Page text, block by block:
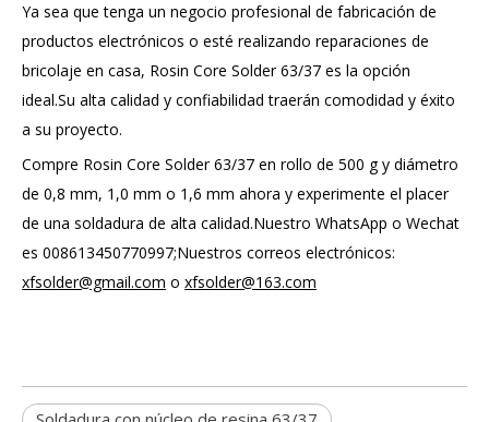
Ya sea que tenga un negocio profesional de fabricación de
productos electrónicos o esté realizando reparaciones de
bricolaje en casa, Rosin Core Solder 63/37 es la opción
ideal.Su alta calidad y confiabilidad traerán comodidad y éxito
a su proyecto.
Compre Rosin Core Solder 63/37 en rollo de 500 g y diámetro
de 0,8 mm, 1,0 mm o 1,6 mm ahora y experimente el placer
de una soldadura de alta calidad.Nuestro WhatsApp o Wechat
es 008613450770997;Nuestros correos electrónicos:
xfsolder@gmail.com o xfsolder@163.com